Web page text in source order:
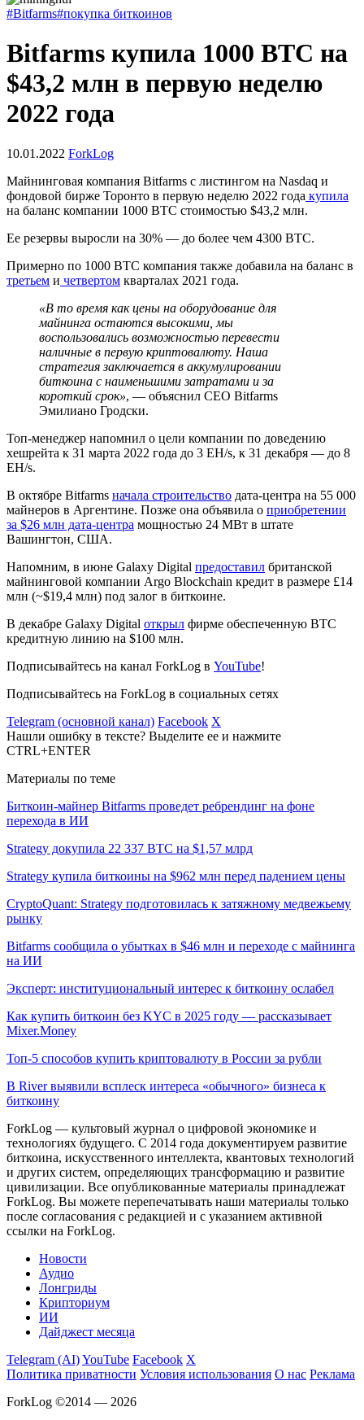
#Bitfarms#покупка биткоинов
Bitfarms купила 1000 BTC на
$43,2 млн в первую неделю
2022 года
10.01.2022 ForkLog
Майнинговая компания Bitfarms с листингом на Nasdaq и
фондовой бирже Торонто в первую неделю 2022 года купила
на баланс компании 1000 BTC стоимостью $43,2 млн.
Ее резервы выросли на 30% — до более чем 4300 BTC.
Примерно по 1000 BTC компания также добавила на баланс в
третьем и четвертом кварталах 2021 года.
«В то время как цены на оборудование для
майнинга остаются высокими, мы
воспользовались возможностью перевести
наличные в первую криптовалюту. Наша
стратегия заключается в аккумулировании
биткоина с наименьшими затратами и за
короткий срок», — объяснил CEO Bitfarms
Эмилиано Гродски.
Топ-менеджер напомнил о цели компании по доведению
хешрейта к 31 марта 2022 года до 3 EH/s, к 31 декабря — до 8
EH/s.
В октябре Bitfarms начала строительство дата-центра на 55 000
майнеров в Аргентине. Позже она объявила о приобретении
за $26 млн дата-центра мощностью 24 МВт в штате
Вашингтон, США.
Напомним, в июне Galaxy Digital предоставил британской
майнинговой компании Argo Blockchain кредит в размере £14
млн (~$19,4 млн) под залог в биткоине.
В декабре Galaxy Digital открыл фирме обеспеченную BTC
кредитную линию на $100 млн.
Подписывайтесь на канал ForkLog в YouTube!
Подписывайтесь на ForkLog в социальных сетях
Telegram (основной канал) Facebook X
Нашли ошибку в тексте? Выделите ее и нажмите
CTRL+ENTER
Материалы по теме
Биткоин-майнер Bitfarms проведет ребрендинг на фоне
перехода в ИИ
Strategy докупила 22 337 BTC на $1,57 млрд
Strategy купила биткоины на $962 млн перед падением цены
CryptoQuant: Strategy подготовилась к затяжному медвежьему
рынку
Bitfarms сообщила о убытках в $46 млн и переходе с майнинга
на ИИ
Эксперт: институциональный интерес к биткоину ослабел
Как купить биткоин без KYC в 2025 году — рассказывает
Mixer.Money
Топ-5 способов купить криптовалюту в России за рубли
В River выявили всплеск интереса «обычного» бизнеса к
биткоину
ForkLog — культовый журнал о цифровой экономике и
технологиях будущего. С 2014 года документируем развитие
биткоина, искусственного интеллекта, квантовых технологий
и других систем, определяющих трансформацию и развитие
цивилизации. Все опубликованные материалы принадлежат
ForkLog. Вы можете перепечатывать наши материалы только
после согласования с редакцией и с указанием активной
ссылки на ForkLog.
Новости
Аудио
Лонгриды
Крипториум
ИИ
Дайджест месяца
Telegram (AI)YouTube Facebook X
Политика приватности Условия использования О нас Реклама
ForkLog ©2014 — 2026